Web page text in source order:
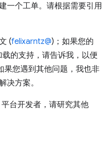
一个工单。请根据需要引用
(felixarntz@)；如果您的
的支持，请告诉我，以便
果您遇到其他问题，我也非
决方案。
台开发者，请研究其他